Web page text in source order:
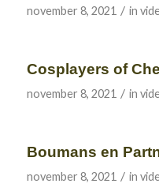
november 8, 2021 / in
Cosplayers of
november 8, 2021 / in
Boumans en
november 8, 2021 / in